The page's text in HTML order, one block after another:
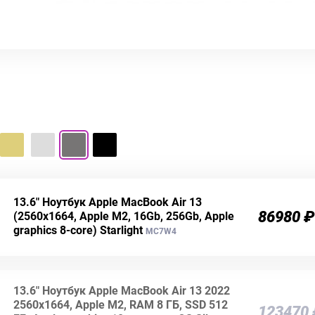
13.6" Ноутбук Apple MacBook Air 13
(2560x1664, Apple M2, 16Gb, 256Gb, Apple
graphics 8-core) Starlight MC7W4
86980 ₽
13.6" Ноутбук Apple MacBook Air 13 2022
2560x1664, Apple M2, RAM 8 ГБ, SSD 512